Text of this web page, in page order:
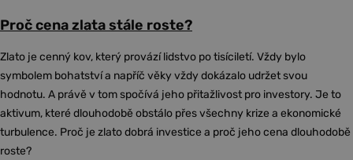
Proč cena zlata stále roste?
Zlato je cenný kov, který provází lidstvo po tisíciletí. Vždy bylo
symbolem bohatství a napříč věky vždy dokázalo udržet svou
hodnotu. A právě v tom spočívá jeho přitažlivost pro investory. Je to
aktivum, které dlouhodobě obstálo přes všechny krize a ekonomické
turbulence. Proč je zlato dobrá investice a proč jeho cena dlouhodobě
roste?